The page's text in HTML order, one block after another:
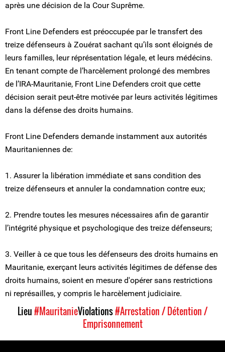
après une décision de la Cour Suprême.
Front Line Defenders est préoccupée par le transfert des
treize défenseurs à Zouérat sachant qu’ils sont éloignés de
leurs familles, leur réprésentation légale, et leurs médécins.
En tenant compte de l’harcèlement prolongé des membres
de l’IRA-Mauritanie, Front Line Defenders croit que cette
décision serait peut-être motivée par leurs activités légitimes
dans la défense des droits humains.
Front Line Defenders demande instamment aux autorités
Mauritaniennes de:
1. Assurer la libération immédiate et sans condition des
treize défenseurs et annuler la condamnation contre eux;
2. Prendre toutes les mesures nécessaires afin de garantir
l’intégrité physique et psychologique des treize défenseurs;
3. Veiller à ce que tous les défenseurs des droits humains en
Mauritanie, exerçant leurs activités légitimes de défense des
droits humains, soient en mesure d'opérer sans restrictions
ni représailles, y compris le harcèlement judiciaire.
Lieu#MauritanieViolations#Arrestation / Détention /
Emprisonnement